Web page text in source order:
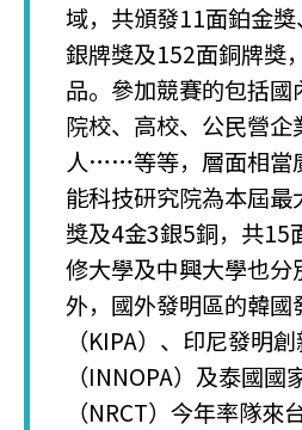
域，共頒發11面鉑金
銀牌獎及152面銅牌獎
品。參加競賽的包括
院校、高校、公民營
人……等等，層面相當
能科技研究院為本屆
獎及4金3銀5銅，共15
修大學及中興大學也
外，國外發明區的韓國
（KIPA）、印尼發明
（INNOPA）及泰國國
（NRCT）今年率隊